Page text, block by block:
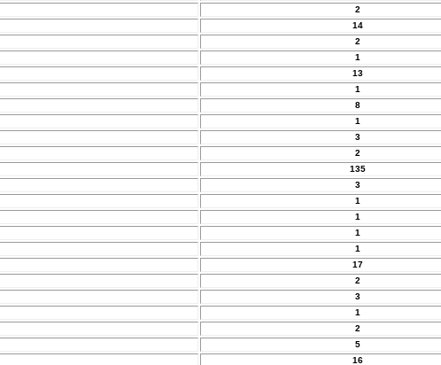
2
14
2
1
13
1
8
1
3
2
135
3
1
1
1
1
17
2
3
1
2
5
16